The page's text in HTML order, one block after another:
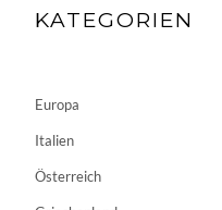
KATEGORIEN
Europa
Italien
Österreich